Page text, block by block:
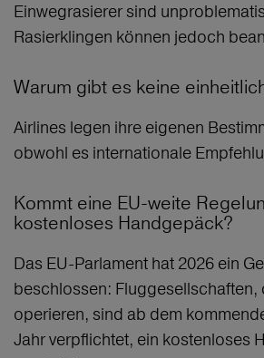
Einwegrasierer sind
Rasierklingen können jedoch
Warum gibt es keine
Airlines legen ihre eigenen
obwohl es internationale
Kommt eine EU-weite
kostenloses Handgepäck?
Das EU-Parlament hat 2026 ein
beschlossen: Fluggesellschaften,
operieren, sind ab dem
Jahr verpflichtet, ein kostenloses